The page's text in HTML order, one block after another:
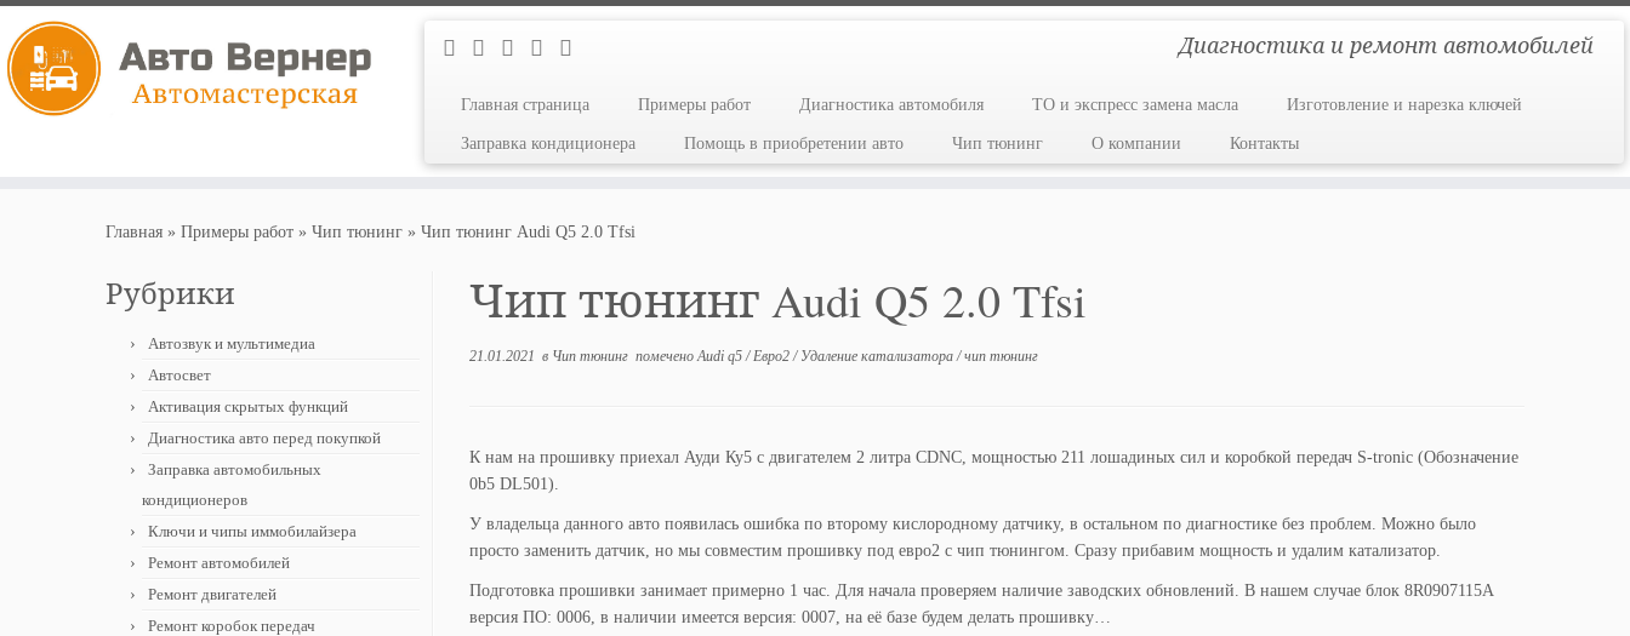
Диагностика и ремонт автомобилей
Главная страница Примеры работ Диагностика автомобиля ТО и экспресс замена масла Изготовление и нарезка ключей
Заправка кондиционера Помощь в приобретении авто Чип тюнинг О компании Контакты
Главная » Примеры работ » Чип тюнинг » Чип тюнинг Audi Q5 2.0 Tfsi
Рубрики
Автозвук и мультимедиа
Автосвет
Активация скрытых функций
Диагностика авто перед покупкой
Заправка автомобильных
кондиционеров
Ключи и чипы иммобилайзера
Ремонт автомобилей
Ремонт двигателей
Ремонт коробок передач
Чип тюнинг Audi Q5 2.0 Tfsi
21.01.2021 в Чип тюнинг помеченоAudi q5/Евро2/ Удаление катализатора/чип тюнинг
К нам на прошивку приехал Ауди Ку5 с двигателем 2 литра CDNC, мощностью 211 лошадиных сил и коробкой передач S-tronic (Обозначение
0b5 DL501).
У владельца данного авто появилась ошибка по второму кислородному датчику, в остальном по диагностике без проблем. Можно было
просто заменить датчик, но мы совместим прошивку под евро2 с чип тюнингом. Сразу прибавим мощность и удалим катализатор.
Подготовка прошивки занимает примерно 1 час. Для начала проверяем наличие заводских обновлений. В нашем случае блок 8R0907115A
версия ПО: 0006, в наличии имеется версия: 0007, на её базе будем делать прошивку…